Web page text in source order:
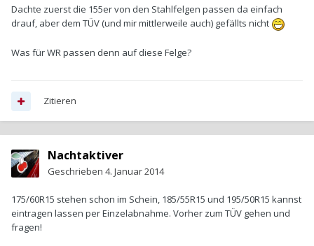
Dachte zuerst die 155er von den Stahlfelgen passen da einfach
drauf, aber dem TÜV (und mir mittlerweile auch) gefällts nicht
Was für WR passen denn auf diese Felge?
Zitieren
Nachtaktiver
Geschrieben 4. Januar 2014
175/60R15 stehen schon im Schein, 185/55R15 und 195/50R15 kannst
eintragen lassen per Einzelabnahme. Vorher zum TÜV gehen und
fragen!